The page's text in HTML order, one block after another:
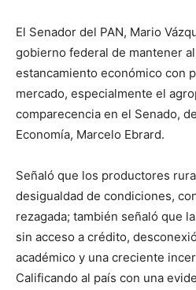
El Senador del PAN, Mario
gobierno federal de mantener
estancamiento económico con
mercado, especialmente el
comparecencia en el Senado,
Economía, Marcelo Ebrard.
Señaló que los productores
desigualdad de condiciones,
rezagada; también señaló que
sin acceso a crédito,
académico y una creciente
Calificando al país con una